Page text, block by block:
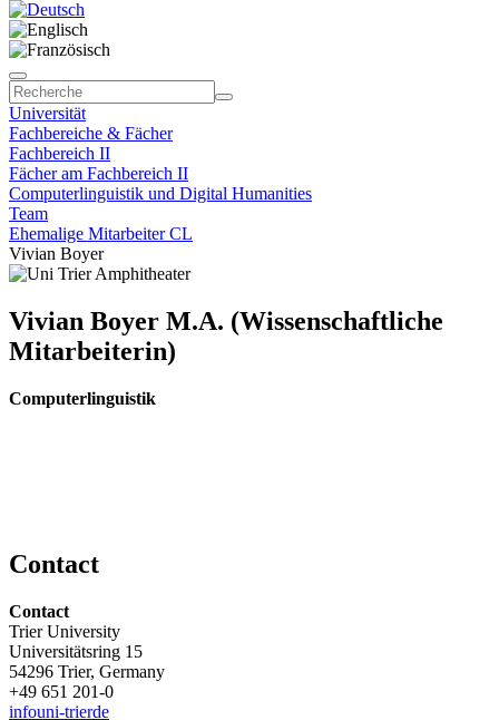
Universität
Fachbereiche & Fächer
Fachbereich II
Fächer am Fachbereich II
Computerlinguistik und Digital Humanities
Team
Ehemalige Mitarbeiter CL
Vivian Boyer
Vivian Boyer M.A. (Wissenschaftliche
Mitarbeiterin)
Computerlinguistik
Contact
Contact
Trier University
Universitätsring 15
54296 Trier, Germany
+49 651 201-0
infouni-trierde